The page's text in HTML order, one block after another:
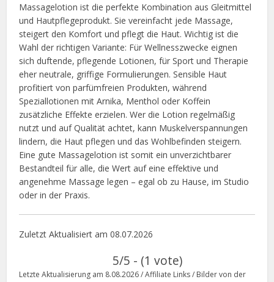
Massagelotion ist die perfekte Kombination aus Gleitmittel
und Hautpflegeprodukt. Sie vereinfacht jede Massage,
steigert den Komfort und pflegt die Haut. Wichtig ist die
Wahl der richtigen Variante: Für Wellnesszwecke eignen
sich duftende, pflegende Lotionen, für Sport und Therapie
eher neutrale, griffige Formulierungen. Sensible Haut
profitiert von parfümfreien Produkten, während
Speziallotionen mit Arnika, Menthol oder Koffein
zusätzliche Effekte erzielen. Wer die Lotion regelmäßig
nutzt und auf Qualität achtet, kann Muskelverspannungen
lindern, die Haut pflegen und das Wohlbefinden steigern.
Eine gute Massagelotion ist somit ein unverzichtbarer
Bestandteil für alle, die Wert auf eine effektive und
angenehme Massage legen – egal ob zu Hause, im Studio
oder in der Praxis.
Zuletzt Aktualisiert am 08.07.2026
5/5 - (1 vote)
Letzte Aktualisierung am 8.08.2026 / Affiliate Links / Bilder von der